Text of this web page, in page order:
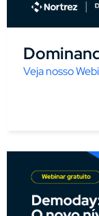
Veja nosso